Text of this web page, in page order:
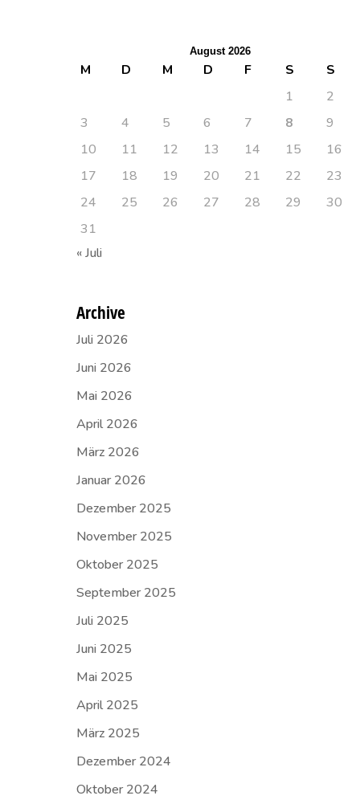
August 2026
M D M D F S
S
1
2
3
4 5 6 7 8
9
10
11 12 13 14 15
16
17
18 19 20 21 22
23
24
25 26 27 28 29
30
31
« Juli
Archive
Juli 2026
Juni 2026
Mai 2026
April 2026
März 2026
Januar 2026
Dezember 2025
November 2025
Oktober 2025
September 2025
Juli 2025
Juni 2025
Mai 2025
April 2025
März 2025
Dezember 2024
Oktober 2024